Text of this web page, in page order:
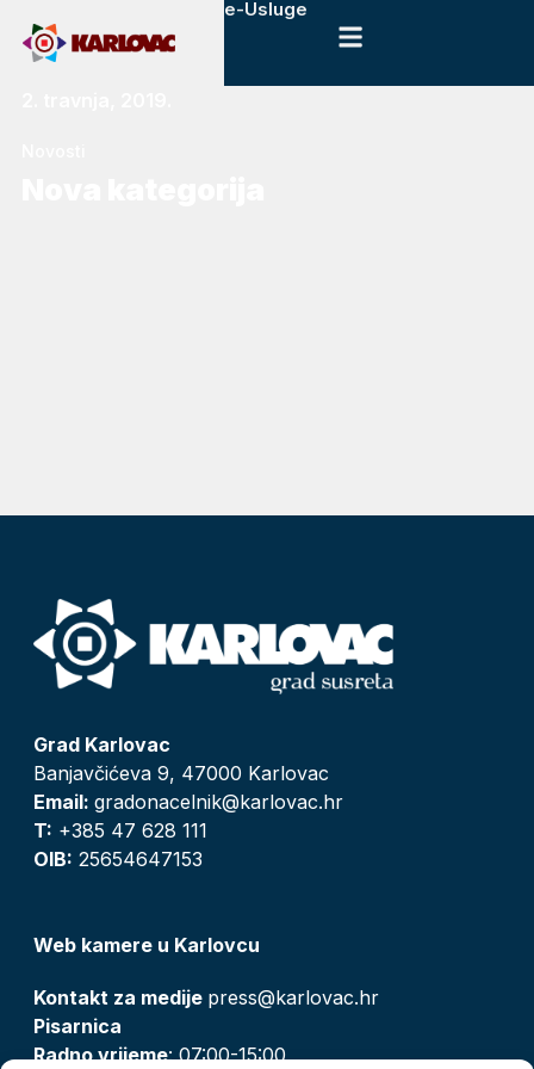
e-Usluge
Grad Karlovac
Banjavčićeva 9, 47000 Karlovac
Email: gradonacelnik@karlovac.hr
T: +385 47 628 111
OIB: 25654647153
Web kamere u Karlovcu
Kontakt za medije press@karlovac.hr
Pisarnica
Radno vrijeme: 07:00-15:00